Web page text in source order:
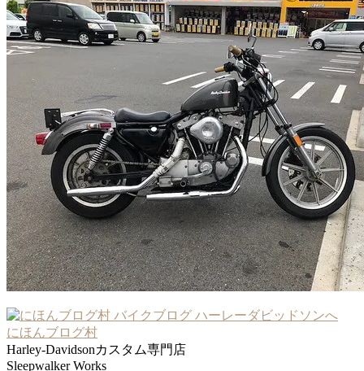
にほんブログ村
Harley-Davidsonカスタム専門店
Sleepwalker Works